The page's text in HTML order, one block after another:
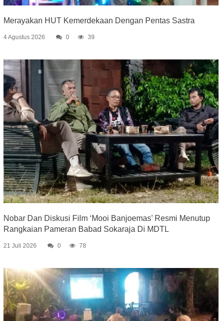
Merayakan HUT Kemerdekaan Dengan Pentas Sastra
4 Agustus 2026 0 39
Nobar Dan Diskusi Film ‘Mooi Banjoemas’ Resmi Menutup
Rangkaian Pameran Babad Sokaraja Di MDTL
21 Juli 2026 0 78